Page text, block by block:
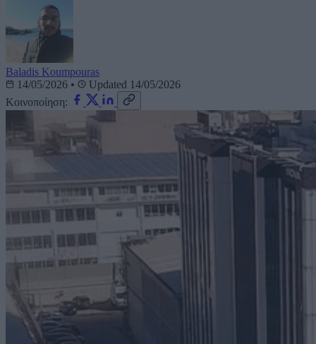
Baladis Koumpouras
14/05/2026 •
Updated 14/05/2026
Κοινοποίηση: